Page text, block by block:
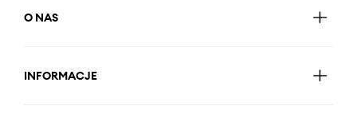
O NAS
INFORMACJE